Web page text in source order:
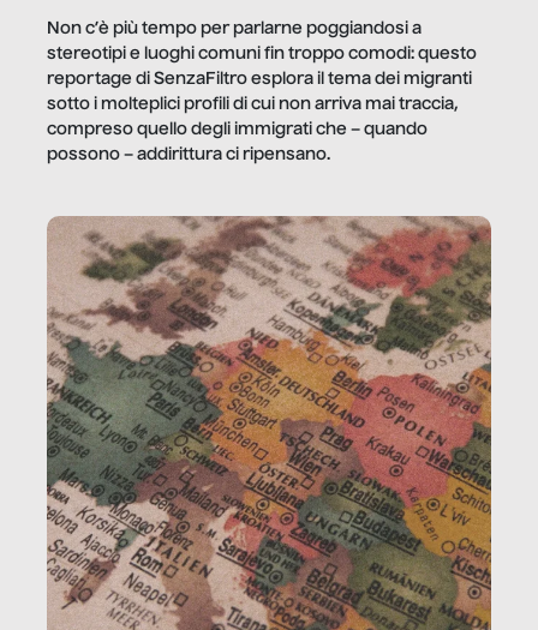
Non c’è più tempo per parlarne poggiandosi a
stereotipi e luoghi comuni fin troppo comodi: questo
reportage di SenzaFiltro esplora il tema dei migranti
sotto i molteplici profili di cui non arriva mai traccia,
compreso quello degli immigrati che – quando
possono – addirittura ci ripensano.